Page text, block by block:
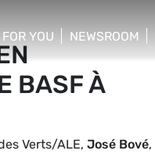
YOU
sub menu
NEWSROOM
BASF À
Verts/ALE, José Bové,